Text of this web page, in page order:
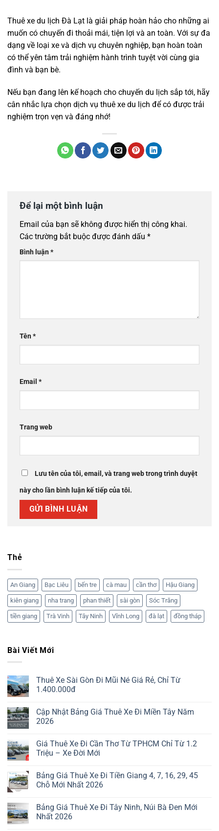
Thuê xe du lịch Đà Lạt là giải pháp hoàn hảo cho những ai
muốn có chuyến đi thoải mái, tiện lợi và an toàn. Với sự đa
dạng về loại xe và dịch vụ chuyên nghiệp, bạn hoàn toàn
có thể yên tâm trải nghiệm hành trình tuyệt vời cùng gia
đình và bạn bè.
Nếu bạn đang lên kế hoạch cho chuyến du lịch sắp tới, hãy
cân nhắc lựa chọn dịch vụ thuê xe du lịch để có được trải
nghiệm trọn vẹn và đáng nhớ!
Để lại một bình luận
Email của bạn sẽ không được hiển thị công khai.
Các trường bắt buộc được đánh dấu *
Bình luận*
Tên*
Email *
Trang web
Lưu tên của tôi, email, và trang web trong trình duyệt
này cho lần bình luận kế tiếp của tôi.
Thẻ
An Giang Bạc Liêu bến tre cà mau cần thơ Hậu Giang
kiên giang nha trang phan thiết sài gòn Sóc Trăng
tiền giang Trà Vinh Tây Ninh Vĩnh Long đà lạt đồng tháp
Bài Viết Mới
Thuê Xe Sài Gòn Đi Mũi Né Giá Rẻ, Chỉ Từ
1.400.000đ
Cập Nhật Bảng Giá Thuê Xe Đi Miền Tây Năm
2026
Giá Thuê Xe Đi Cần Thơ Từ TPHCM Chỉ Từ 1.2
Triệu – Xe Đời Mới
Bảng Giá Thuê Xe Đi Tiền Giang 4, 7, 16, 29, 45
Chỗ Mới Nhất 2026
Bảng Giá Thuê Xe Đi Tây Ninh, Núi Bà Đen Mới
Nhất 2026